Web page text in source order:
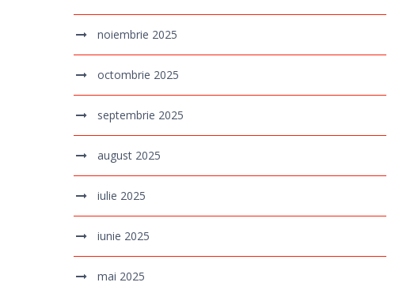
noiembrie 2025
octombrie 2025
septembrie 2025
august 2025
iulie 2025
iunie 2025
mai 2025